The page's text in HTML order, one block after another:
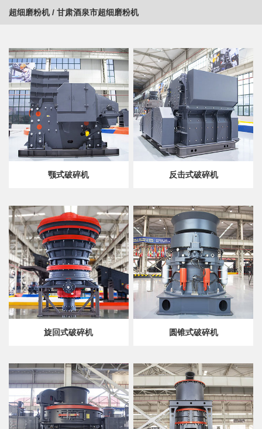
超细磨粉机/ 甘肃酒泉市超细磨粉机
颚式破碎机 反击式破碎机
旋回式破碎机 圆锥式破碎机